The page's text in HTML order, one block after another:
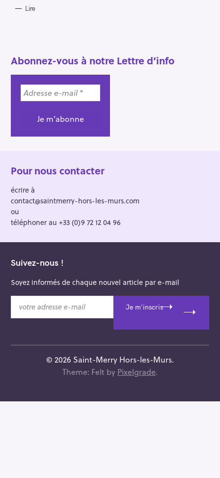
Lire
Abonnez-vous à notre Lettre d’info
Pour nous contacter
écrire à
contact@saintmerry-hors-les-murs.com
ou
téléphoner au +33 (0)9 72 12 04 96
Suivez-nous !
Soyez informés de chaque nouvel article par e-mail
t
e
Je m'inscris
© 2026 Saint-Merry Hors-les-Murs.
Theme: Felt by Pixelgrade.